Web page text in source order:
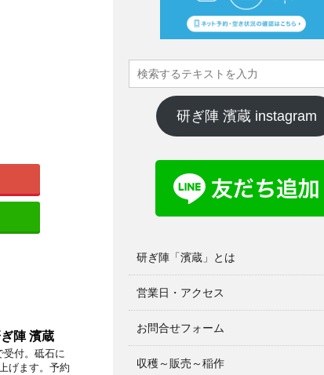
陣 濱蔵
受付。砥石に
げます。予約
研ぎ陣 濱蔵 instagram
研ぎ陣「濱蔵」とは
営業日・アクセス
お問合せフォーム
収穫～販売～稲作